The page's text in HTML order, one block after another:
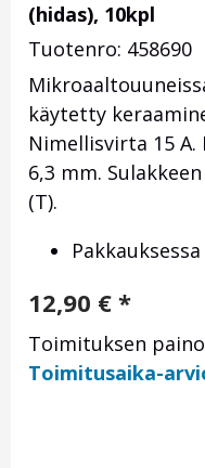
(hidas), 10kpl
Tuotenro: 458690
käytetty
Nimellisvirta 15
6,3 mm.
(T).
12,90 € *
Toimituksen
Toimitusaika-